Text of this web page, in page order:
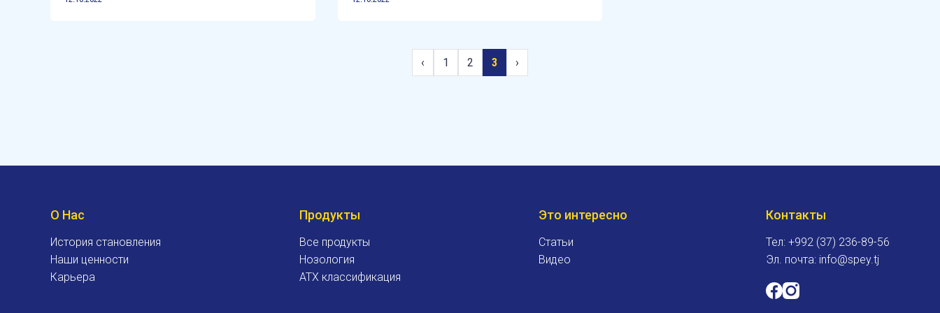
‹ 1 2 3 ›
О Нас
История становления
Наши ценности
Карьера
Продукты
Все продукты
Нозология
ATX классификация
Это интересно
Статьи
Видео
Контакты
Тел: +992 (37) 236-89-56
Эл. почта: info@spey.tj